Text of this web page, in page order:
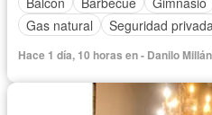
Gas natural
Seguridad privada
Hace 1 día, 10 horas en - Danilo